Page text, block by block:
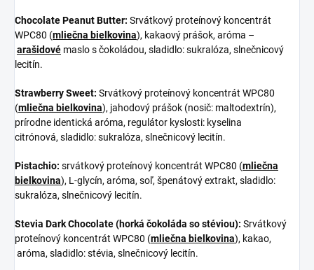
Chocolate Peanut Butter: Srvátkový proteínový koncentrát
WPC80 (mliečna bielkovina), kakaový prášok, aróma –
arašidové maslo s čokoládou, sladidlo: sukralóza, slnečnicový
lecitín.
Strawberry Sweet: Srvátkový proteínový koncentrát WPC80
(mliečna bielkovina), jahodový prášok (nosič: maltodextrín),
prírodne identická aróma, regulátor kyslosti: kyselina
citrónová, sladidlo: sukralóza, slnečnicový lecitín.
Pistachio: srvátkový proteínový koncentrát WPC80 (mliečna
bielkovina), L-glycín, aróma, soľ, špenátový extrakt, sladidlo:
sukralóza, slnečnicový lecitín.
Stevia Dark Chocolate (horká čokoláda so stéviou): Srvátkový
proteínový koncentrát WPC80 (mliečna bielkovina), kakao,
aróma, sladidlo: stévia, slnečnicový lecitín.